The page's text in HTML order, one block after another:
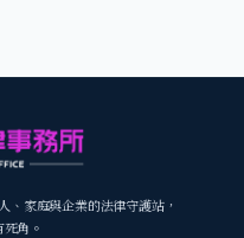
、家庭與企業的法律守護站，
角。